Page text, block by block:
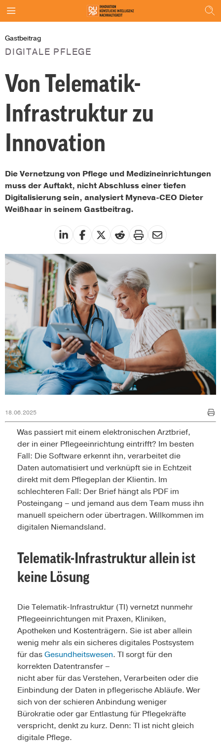
Gastbeitrag
DIGITALE PFLEGE
Von Telematik-
Infrastruktur zu
Innovation
Die Vernetzung von Pflege und Medizineinrichtungen
muss der Auftakt, nicht Abschluss einer tiefen
Digitalisierung sein, analysiert Myneva-CEO Dieter
Weißhaar in seinem Gastbeitrag.
18.06.2025
Was passiert mit einem elektronischen Arztbrief,
der in einer Pflegeeinrichtung eintrifft? Im besten
Fall: Die Software erkennt ihn, verarbeitet die
Daten automatisiert und verknüpft sie in Echtzeit
direkt mit dem Pflegeplan der Klientin. Im
schlechteren Fall: Der Brief hängt als PDF im
Posteingang – und jemand aus dem Team muss ihn
manuell speichern oder übertragen. Willkommen im
digitalen Niemandsland.
Telematik-Infrastruktur allein ist
keine Lösung
Die Telematik-Infrastruktur (TI) vernetzt nunmehr
Pflegeeinrichtungen mit Praxen, Kliniken,
Apotheken und Kostenträgern. Sie ist aber allein
wenig mehr als ein sicheres digitales Postsystem
für dasGesundheitswesen. TI sorgt für den
korrekten Datentransfer –
nicht aber für das Verstehen, Verarbeiten oder die
Einbindung der Daten in pflegerische Abläufe. Wer
sich von der schieren Anbindung weniger
Bürokratie oder gar Entlastung für Pflegekräfte
verspricht, denkt zu kurz. Denn: TI ist nicht gleich
digitale Pflege.